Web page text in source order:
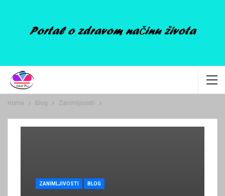
Home Blog Zanimljivosti
ZANIMLJIVOSTI BLOG